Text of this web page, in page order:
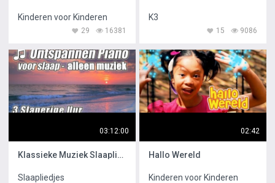
Kinderen voor Kinderen
16381
29
K3
9086
15
03:12:00
Klassieke Muziek Slaapliedjes
Slaapliedjes
02:42
Hallo Wereld
Kinderen voor Kinderen